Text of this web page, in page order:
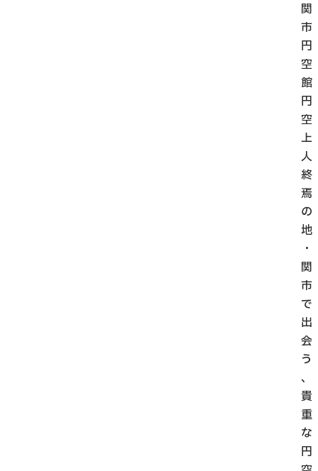
関
市
円
空
館
円
空
上
人
終
焉
の
地
・
関
市
で
出
会
う
、
貴
重
な
円